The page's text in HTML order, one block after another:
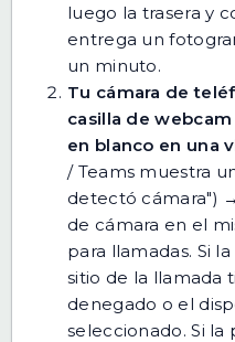
luego la trasera y
entrega un
un minuto.
Tu cámara de
casilla de
en blanco en una
/ Teams muestra
detectó cámara")
de cámara en el
para llamadas. Si
sitio de la llamada
denegado o el
seleccionado. Si